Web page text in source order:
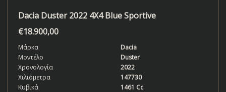
Dacia Duster 2022 4X4 Blue Sportive
€18.900,00
Μάρκα
Dacia
Μοντέλο
Duster
Χρονολογία
2022
Χιλιόμετρα
147730
Κυβικά
1461 Cc